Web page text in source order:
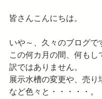
皆さんこんにちは。
いや～、久々のブログで
この何カ月の間、何もし
訳ではありません。
展示水槽の変更や、売り
など色々と・・・・・。